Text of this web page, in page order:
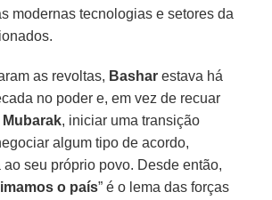
modernas tecnologias e setores da
as revoltas, Bashar estava há
no poder e, em vez de recuar
Mubarak, iniciar uma transição
algum tipo de acordo,
seu próprio povo. Desde então,
o país” é o lema das forças